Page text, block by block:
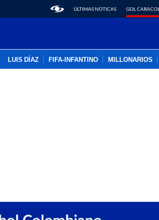
ÚLTIMAS NOTICAS GOL CARACOL
LUIS DÍAZ FIFA-INFANTINO MILLONARIOS